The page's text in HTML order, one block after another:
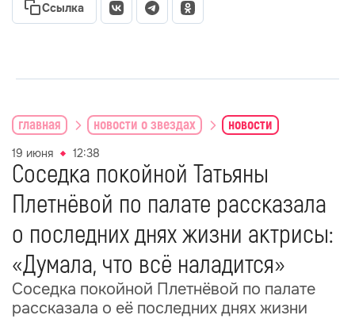
Ссылка
главная новости о звездах новости
19 июня 12:38
Соседка покойной Татьяны
Плетнёвой по палате рассказала
о последних днях жизни актрисы:
«Думала, что всё наладится»
Соседка покойной Плетнёвой по палате
рассказала о её последних днях жизни